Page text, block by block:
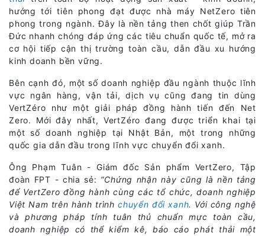
hướng tới tiên phong đạt được nhà máy NetZero tiên
phong trong ngành. Đây là nền tảng then chốt giúp Trần
Đức nhanh chóng đáp ứng các tiêu chuẩn quốc tế, mở ra
cơ hội tiếp cận thị trường toàn cầu, dẫn đầu xu hướng
kinh doanh bền vững.
Bên cạnh đó, một số doanh nghiệp đầu ngành thuộc lĩnh
vực ngân hàng, vận tải, dịch vụ cũng đang tin dùng
VertZéro như một giải pháp đồng hành tiến đến Net
Zero. Mới đây nhất, VertZéro đang được triển khai tại
một số doanh nghiệp tại Nhật Bản, một trong những
quốc gia dẫn đầu trong lĩnh vực chuyển đổi xanh.
Ông Phạm Tuân - Giám đốc Sản phẩm VertZero, Tập
đoàn FPT - chia sẻ: “Chứng nhận này cũng là nền tảng
để VertZero đồng hành cùng các tổ chức, doanh nghiệp
Việt Nam trên hành trình chuyển đổi xanh. Với công nghệ
và phương pháp tính tuân thủ chuẩn mực toàn cầu,
doanh nghiệp có thể kiểm kê, báo cáo phát thải một